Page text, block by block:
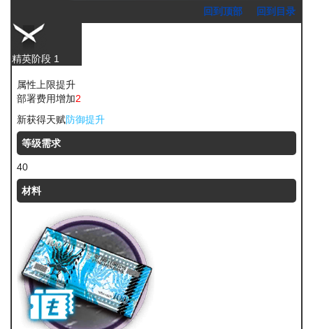
回到顶部 回到目录
精英阶段 1
属性上限提升
部署费用增加2
新获得天赋防御提升
等级需求
40
材料